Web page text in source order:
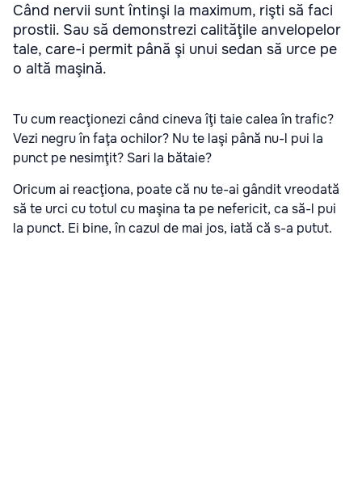
Când nervii sunt întinşi la maximum, rişti să faci
prostii. Sau să demonstrezi calităţile anvelopelor
tale, care-i permit până şi unui sedan să urce pe
o altă maşină.
Tu cum reacţionezi când cineva îţi taie calea în trafic?
Vezi negru în faţa ochilor? Nu te laşi până nu-l pui la
punct pe nesimţit? Sari la bătaie?
Oricum ai reacţiona, poate că nu te-ai gândit vreodată
să te urci cu totul cu maşina ta pe nefericit, ca să-l pui
la punct. Ei bine, în cazul de mai jos, iată că s-a putut.